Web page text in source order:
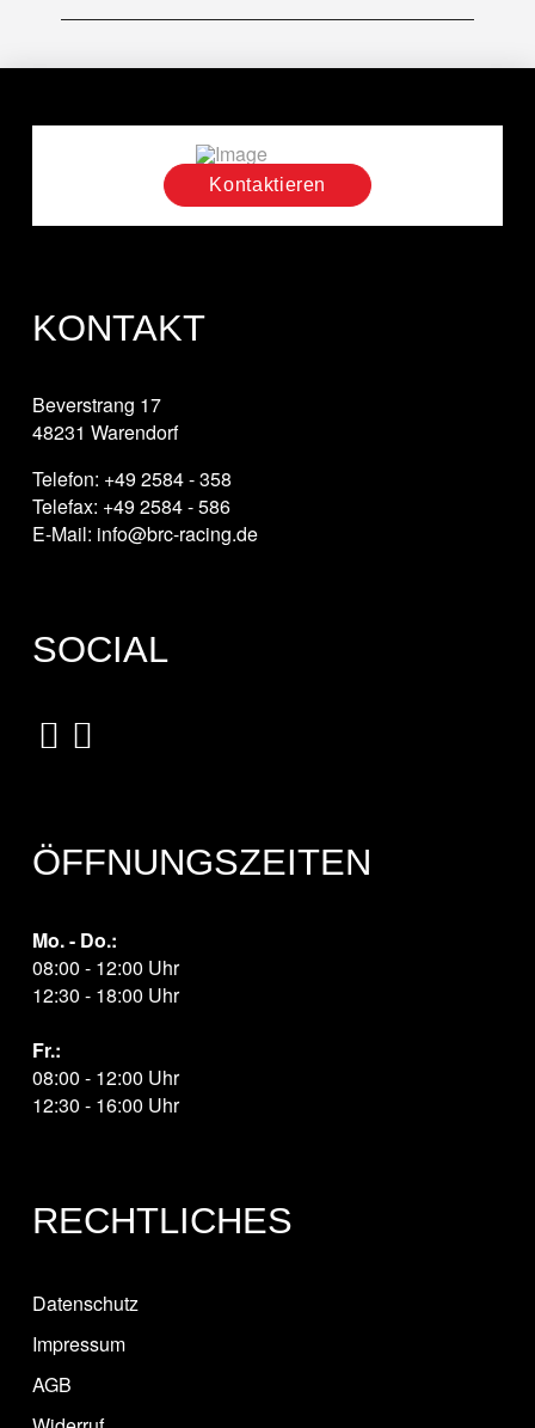
Kontaktieren
KONTAKT
Beverstrang 17
48231 Warendorf
Telefon: +49 2584 - 358
Telefax: +49 2584 - 586
E-Mail: info@brc-racing.de
SOCIAL
ÖFFNUNGSZEITEN
Mo. - Do.:
08:00 - 12:00 Uhr
12:30 - 18:00 Uhr
Fr.:
08:00 - 12:00 Uhr
12:30 - 16:00 Uhr
RECHTLICHES
Datenschutz
Impressum
AGB